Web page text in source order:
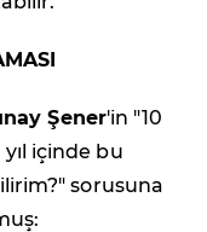
Şener'in "10
içinde bu
sorusuna